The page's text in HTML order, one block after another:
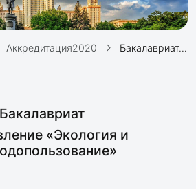
Аккредитация2020 Бакалавриат. Экология и природопользование. Рабочие программы дисциплин
Бакалавриат
«Экология и